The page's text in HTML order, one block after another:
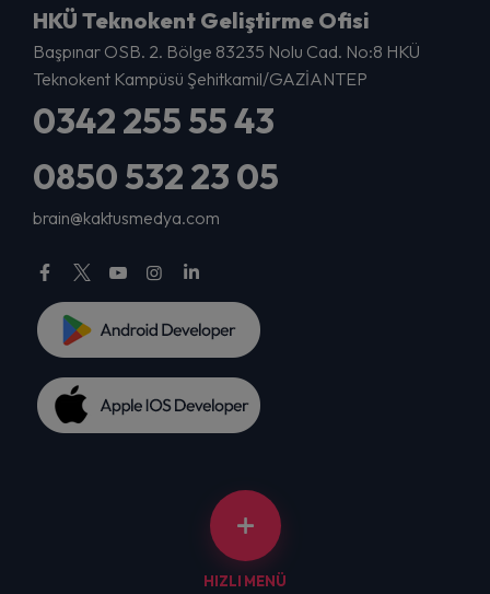
HKÜ Teknokent Geliştirme Ofisi
Başpınar OSB. 2. Bölge 83235 Nolu Cad. No:8 HKÜ
Teknokent Kampüsü Şehitkamil/GAZİANTEP
0342 255 55 43
0850 532 23 05
brain@kaktusmedya.com
HIZLI MENÜ